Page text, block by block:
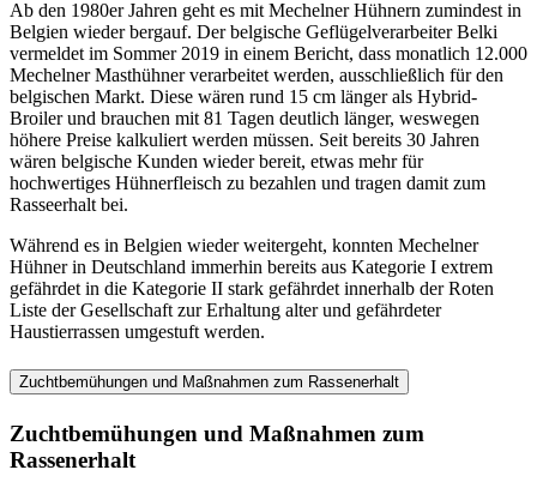
Ab den 1980er Jahren geht es mit Mechelner Hühnern zumindest in
Belgien wieder bergauf. Der belgische Geflügelverarbeiter Belki
vermeldet im Sommer 2019 in einem Bericht, dass monatlich 12.000
Mechelner Masthühner verarbeitet werden, ausschließlich für den
belgischen Markt. Diese wären rund 15 cm länger als Hybrid-
Broiler und brauchen mit 81 Tagen deutlich länger, weswegen
höhere Preise kalkuliert werden müssen. Seit bereits 30 Jahren
wären belgische Kunden wieder bereit, etwas mehr für
hochwertiges Hühnerfleisch zu bezahlen und tragen damit zum
Rasseerhalt bei.
Während es in Belgien wieder weitergeht, konnten Mechelner
Hühner in Deutschland immerhin bereits aus Kategorie I extrem
gefährdet in die Kategorie II stark gefährdet innerhalb der Roten
Liste der Gesellschaft zur Erhaltung alter und gefährdeter
Haustierrassen umgestuft werden.
Zuchtbemühungen und Maßnahmen zum Rassenerhalt
Zuchtbemühungen und Maßnahmen zum
Rassenerhalt